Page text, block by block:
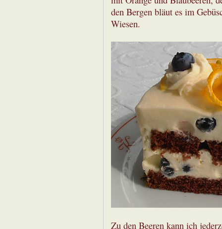
den Bergen bläut es im
Wiesen.
Zu den Beeren kann ich